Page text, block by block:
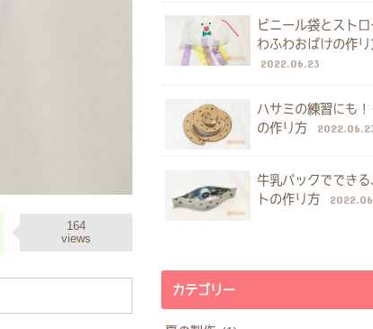
164
views
ビニール袋とスト
わふわおばけの作
2022.06.23
ハサミの練習にも
の作り方
牛乳パックでできる
トの作り方
カテゴリー